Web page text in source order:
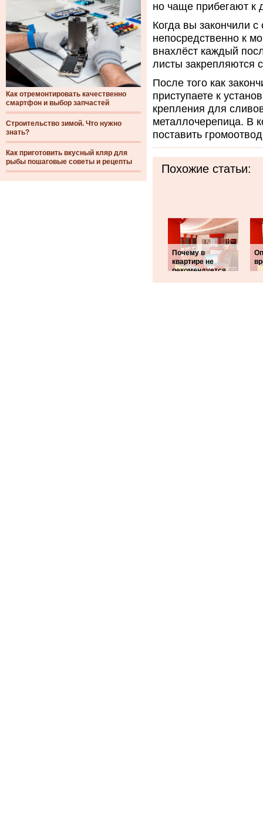
Как отремонтировать качественно
смартфон и выбор запчастей
Строительство зимой. Что нужно
знать?
Как приготовить вкусный кляр для
рыбы пошаговые советы и рецепты
но чаще прибегают к
Когда вы закончили
непосредственно к
внахлёст каждый
листы закрепляются
После того как
приступаете к
крепления для
металлочерепица. В
поставить
Похожие статьи:
Почему в
квартире не
рекомендуется